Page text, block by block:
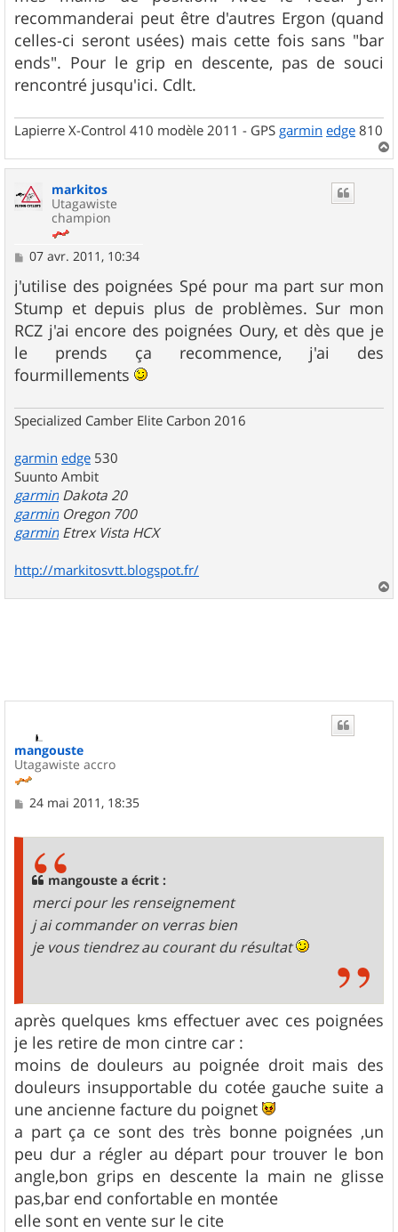
recommanderai peut être d'autres Ergon (quand
celles-ci seront usées) mais cette fois sans "bar
ends". Pour le grip en descente, pas de souci
rencontré jusqu'ici. Cdlt.
Lapierre X-Control 410 modèle 2011 - GPS garmin edge 810
a
markitos
Utagawiste
champion
M
s
s
a
g
e
07 avr. 2011, 10:34
j'utilise des poignées Spé pour ma part sur mon
Stump et depuis plus de problèmes. Sur mon
RCZ j'ai encore des poignées Oury, et dès que je
le prends ça recommence, j'ai des
fourmillements
Specialized Camber Elite Carbon 2016
garmin edge 530
Suunto Ambit
garmin Dakota 20
garmin Oregon 700
garmin Etrex Vista HCX
http://markitosvtt.blogspot.fr/
a
mangouste
Utagawiste accro
M
24 mai 2011, 18:35
mangouste a écrit :
merci pour les renseignement
j ai commander on verras bien
je vous tiendrez au courant du résultat
après quelques kms effectuer avec ces poignées
je les retire de mon cintre car :
moins de douleurs au poignée droit mais des
douleurs insupportable du cotée gauche suite a
une ancienne facture du poignet
a part ça ce sont des très bonne poignées ,un
peu dur a régler au départ pour trouver le bon
angle,bon grips en descente la main ne glisse
pas,bar end confortable en montée
elle sont en vente sur le cite